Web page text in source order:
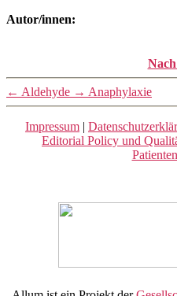
Autor/innen:
← Aldehyde → Anaphylaxie
Impressum |
Editorial Policy und